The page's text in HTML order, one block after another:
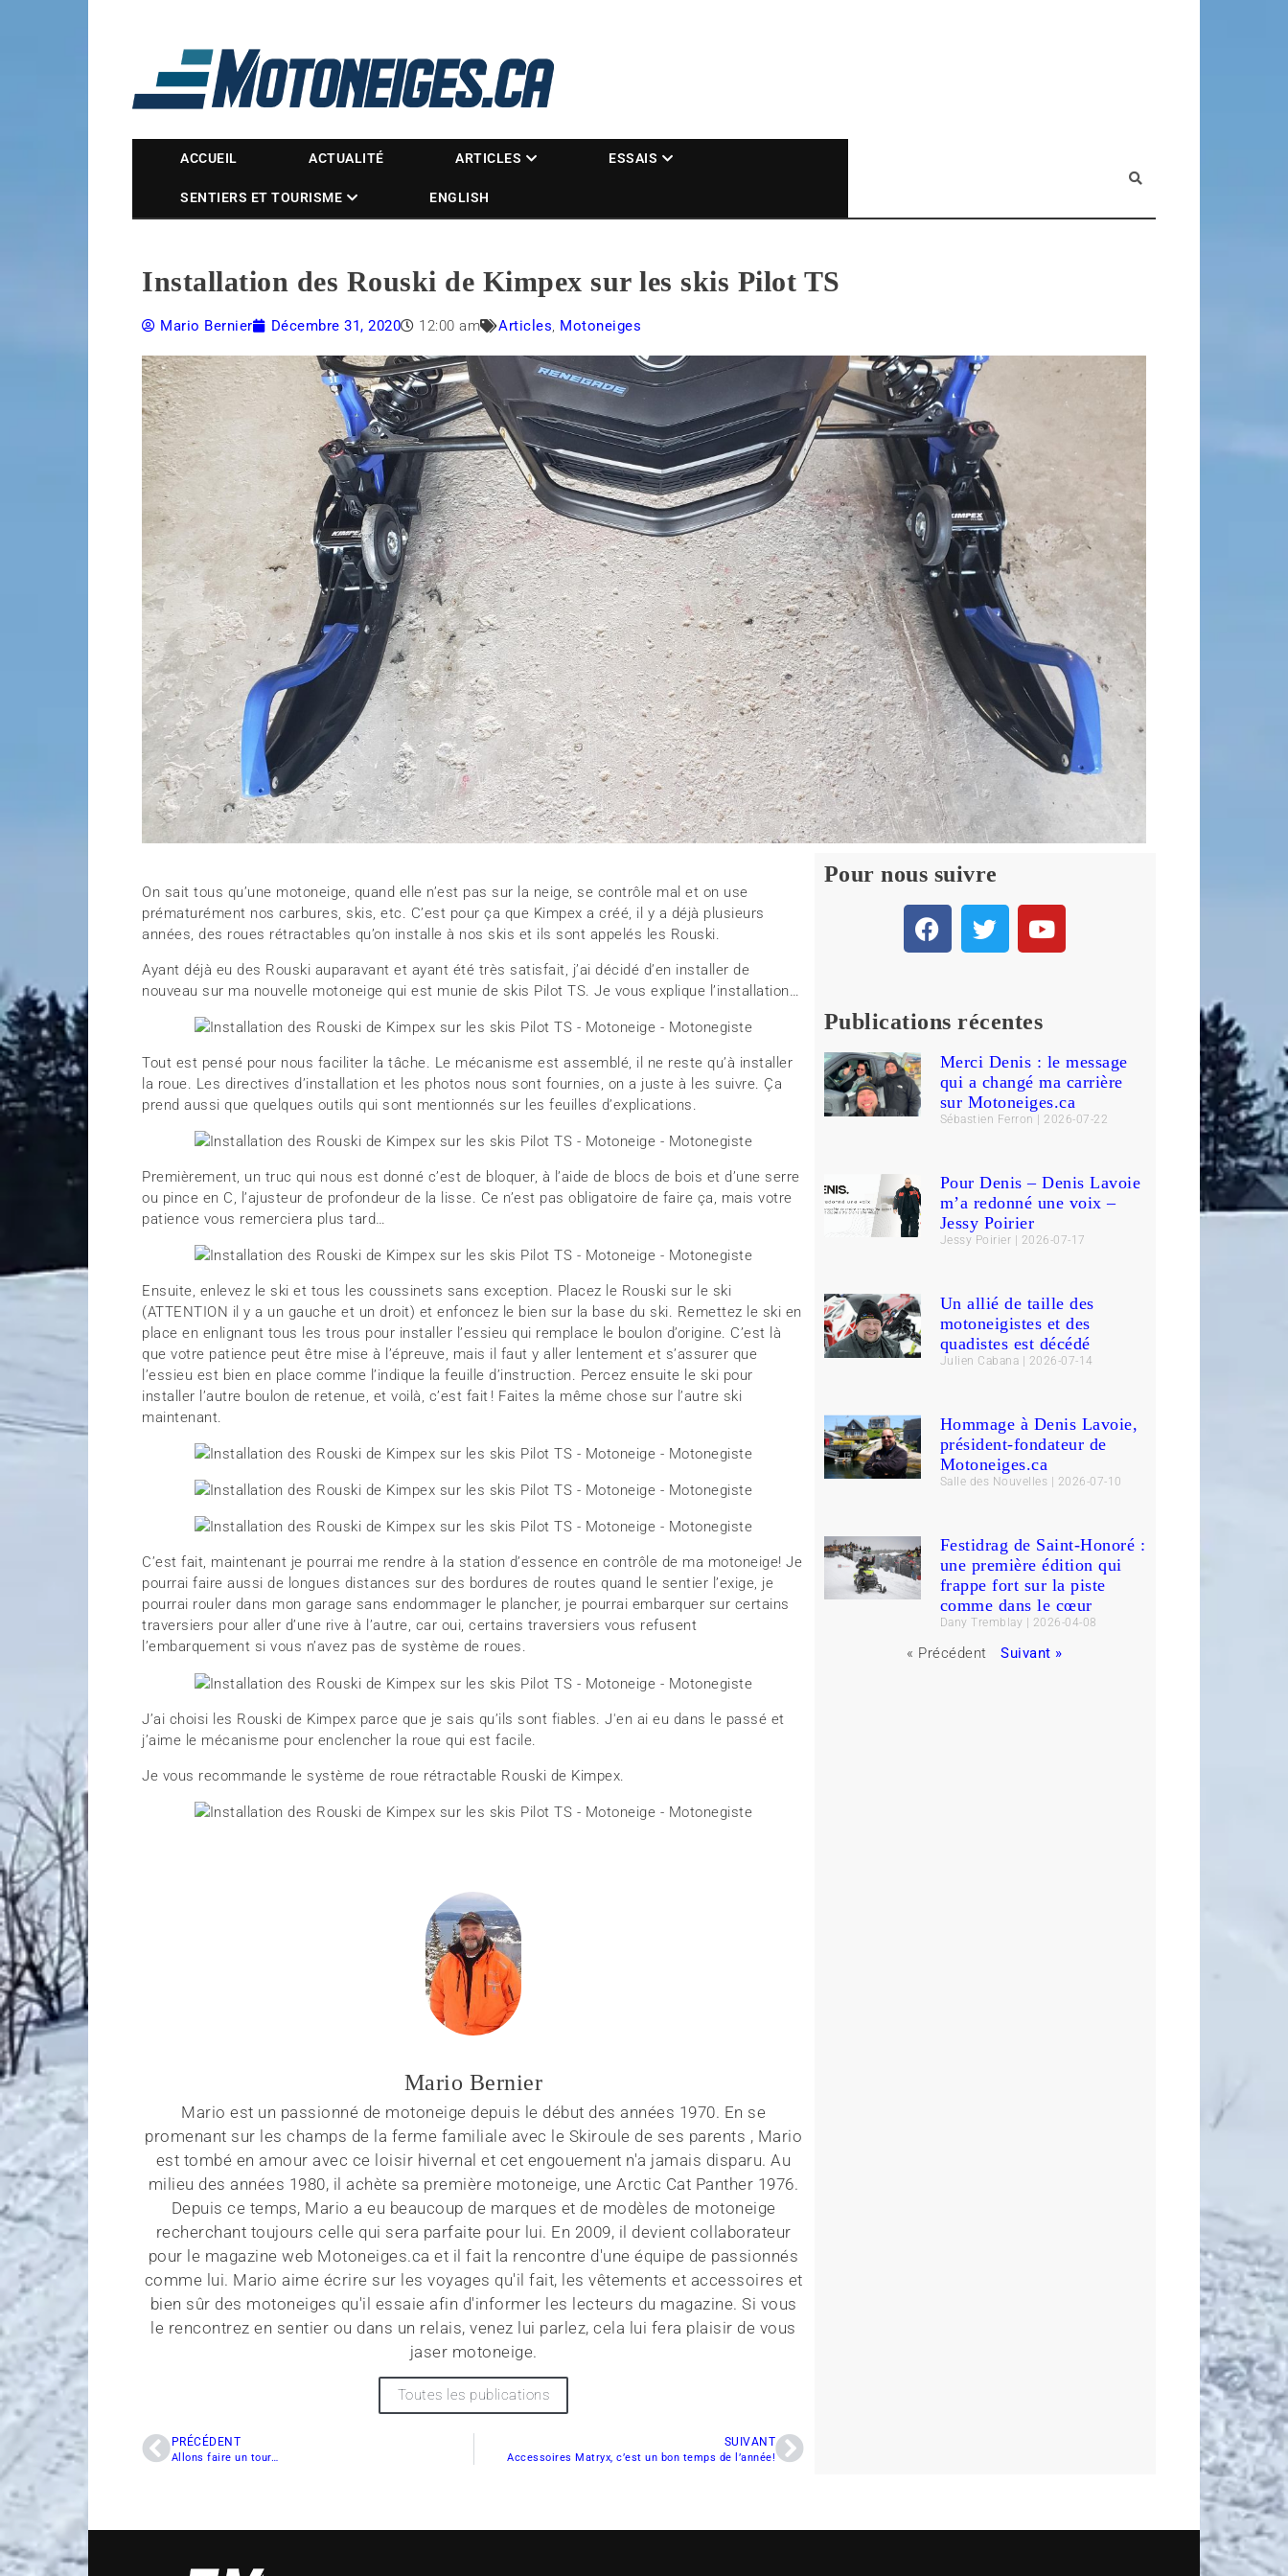
Magazine Motoneiges.ca
ACCUEIL ACTUALITÉ ARTICLES ESSAIS
SENTIERS ET TOURISME ENGLISH
Installation des Rouski de Kimpex sur les skis Pilot TS
Mario Bernier Décembre 31, 2020 12:00 am Articles, Motoneiges
On sait tous qu’une motoneige, quand elle n’est pas sur la neige, se contrôle mal et on use
prématurément nos carbures, skis, etc. C’est pour ça que Kimpex a créé, il y a déjà plusieurs
années, des roues rétractables qu’on installe à nos skis et ils sont appelés les Rouski.
Ayant déjà eu des Rouski auparavant et ayant été très satisfait, j’ai décidé d’en installer de
nouveau sur ma nouvelle motoneige qui est munie de skis Pilot TS. Je vous explique l’installation…
Tout est pensé pour nous faciliter la tâche. Le mécanisme est assemblé, il ne reste qu’à installer
la roue. Les directives d’installation et les photos nous sont fournies, on a juste à les suivre. Ça
prend aussi que quelques outils qui sont mentionnés sur les feuilles d’explications.
Premièrement, un truc qui nous est donné c’est de bloquer, à l’aide de blocs de bois et d’une serre
ou pince en C, l’ajusteur de profondeur de la lisse. Ce n’est pas obligatoire de faire ça, mais votre
patience vous remerciera plus tard…
Ensuite, enlevez le ski et tous les coussinets sans exception. Placez le Rouski sur le ski
(ATTENTION il y a un gauche et un droit) et enfoncez le bien sur la base du ski. Remettez le ski en
place en enlignant tous les trous pour installer l’essieu qui remplace le boulon d’origine. C’est là
que votre patience peut être mise à l’épreuve, mais il faut y aller lentement et s’assurer que
l’essieu est bien en place comme l’indique la feuille d’instruction. Percez ensuite le ski pour
installer l’autre boulon de retenue, et voilà, c’est fait ! Faites la même chose sur l’autre ski
maintenant.
C’est fait, maintenant je pourrai me rendre à la station d’essence en contrôle de ma motoneige! Je
pourrai faire aussi de longues distances sur des bordures de routes quand le sentier l’exige, je
pourrai rouler dans mon garage sans endommager le plancher, je pourrai embarquer sur certains
traversiers pour aller d’une rive à l’autre, car oui, certains traversiers vous refusent
l’embarquement si vous n’avez pas de système de roues.
J’ai choisi les Rouski de Kimpex parce que je sais qu’ils sont fiables. J'en ai eu dans le passé et
j’aime le mécanisme pour enclencher la roue qui est facile.
Je vous recommande le système de roue rétractable Rouski de Kimpex.
Mario Bernier
Mario est un passionné de motoneige depuis le début des années 1970. En se
promenant sur les champs de la ferme familiale avec le Skiroule de ses parents , Mario
est tombé en amour avec ce loisir hivernal et cet engouement n'a jamais disparu. Au
milieu des années 1980, il achète sa première motoneige, une Arctic Cat Panther 1976.
Depuis ce temps, Mario a eu beaucoup de marques et de modèles de motoneige
recherchant toujours celle qui sera parfaite pour lui. En 2009, il devient collaborateur
pour le magazine web Motoneiges.ca et il fait la rencontre d'une équipe de passionnés
comme lui. Mario aime écrire sur les voyages qu'il fait, les vêtements et accessoires et
bien sûr des motoneiges qu'il essaie afin d'informer les lecteurs du magazine. Si vous
le rencontrez en sentier ou dans un relais, venez lui parlez, cela lui fera plaisir de vous
jaser motoneige.
Toutes les publications
PRÉCÉDENT
Allons faire un tour…
SUIVANT
Accessoires Matryx, c’est un bon temps de l’année!
Pour nous suivre
Publications récentes
Merci Denis : le message
qui a changé ma carrière
sur Motoneiges.ca
Sébastien Ferron 2026-07-22
Pour Denis – Denis Lavoie
m’a redonné une voix –
Jessy Poirier
Jessy Poirier 2026-07-17
Un allié de taille des
motoneigistes et des
quadistes est décédé
Julien Cabana 2026-07-14
Hommage à Denis Lavoie,
président-fondateur de
Motoneiges.ca
Salle des Nouvelles 2026-07-10
Festidrag de Saint-Honoré :
une première édition qui
frappe fort sur la piste
comme dans le cœur
Dany Tremblay 2026-04-08
« Précédent Suivant »